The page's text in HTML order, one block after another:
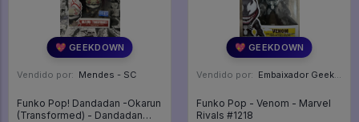
💖 GEEKDOWN
Vendido por: Mendes - SC
Funko Pop! Dandadan -Okarun
(Transformed) - Dandadan
💖 GEEKDOWN
Vendido por: Embaixador Geek - SP
Funko Pop - Venom - Marvel
Rivals #1218